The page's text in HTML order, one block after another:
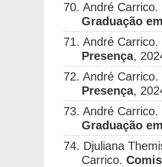
70. André Carrico.
Graduação
71. André Carrico.
Presença,
72. André Carrico.
Presença,
73. André Carrico.
Graduação
74. Djuliana
Carrico.